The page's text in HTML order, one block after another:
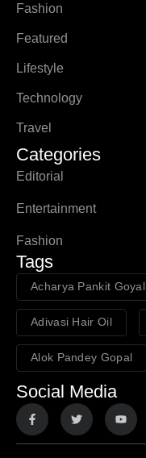
Fashion
Featured
Lifestyle
Technology
Travel
Categories
Editorial
Entertainment
Fashion
Tags
Acharya Pankit Goyal
Adivasi Hair Oil
Alok Pandey Gopal
Social Media